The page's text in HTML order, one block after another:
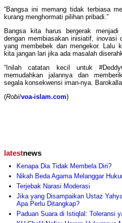
“Bangsa ini memang tidak terbiasa
kurang menghormati pilihan pribadi.”
Bangsa kita harus bergerak
dengan membiasakan inisiatif, inovasi
yang membebek dan mengekor. Lalu
kita jangan lari jika ada masalah
“Inilah catatan kecil untuk
memudahkan jalannya dan
segala konsekwensi iman-nya.
(Robi/voa-islam.com)
latestnews
Kenapa Dia Tidak Membela Diri?
Nikah Beda Agama Melanggar
Terjebak Narasi Moderasi
Jika yang Disampaikan Ustaz
Apa Perlu Ditangkap?
Paduan Suara di Istiqlal: Toleransi